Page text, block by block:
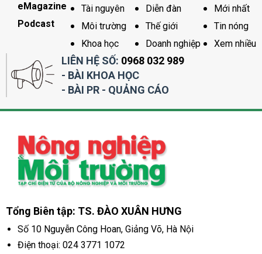
eMagazine
Podcast
Tài nguyên
Môi trường
Khoa học
Diễn đàn
Thế giới
Doanh nghiệp
Mới nhất
Tin nóng
Xem nhiều
LIÊN HỆ SỐ: 0968 032 989
- BÀI KHOA HỌC
- BÀI PR - QUẢNG CÁO
Tổng Biên tập: TS. ĐÀO XUÂN HƯNG
Số 10 Nguyễn Công Hoan, Giảng Võ, Hà Nội
Điện thoại: 024 3771 1072